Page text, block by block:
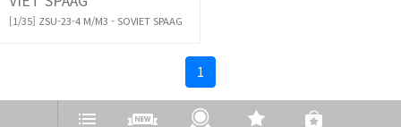
[1/35] ZSU-23-4 M/M3 - SOVIET SPAAG
1